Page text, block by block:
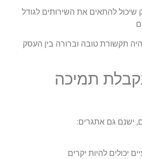
שיכול להתאים את השירותים לגודל
תקשורת טובה וברורה בין העסק
תמיכה
ישנם גם אתגרים:
יכולים להיות יקרים